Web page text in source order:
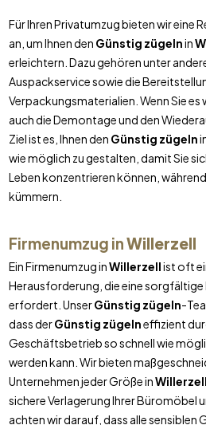
Für Ihren Privatumzug bieten wir eine
an, um Ihnen den Günstig zügelnin
erleichtern. Dazu gehören unter
Auspackservice sowie die
Verpackungsmaterialien. Wenn Sie es
auch die Demontage und den
Ziel ist es, Ihnen den Günstig zügeln
wie möglich zu gestalten, damit Sie
Leben konzentrieren können,
kümmern.
Firmenumzug inWillerzell
Ein Firmenumzug inWillerzellist oft
Herausforderung, die eine
erfordert. UnserGünstig zügeln-
dass derGünstig zügelneffizient
Geschäftsbetrieb so schnell wie
werden kann. Wir bieten
Unternehmen jeder Größe inWillerzell
sichere Verlagerung Ihrer Büromöbel
achten wir darauf, dass alle sensiblen